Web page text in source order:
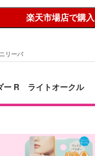
楽天市場店で購入
リーバ
ー R ライトオークル